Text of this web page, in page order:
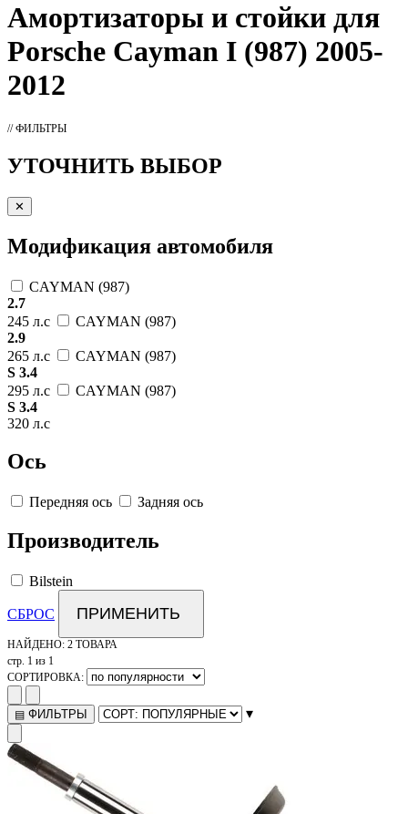
Амортизаторы и стойки для
Porsche Cayman I (987) 2005-
2012
// ФИЛЬТРЫ
УТОЧНИТЬ ВЫБОР
✕
Модификация автомобиля
CAYMAN (987)
2.7
245 л.с
CAYMAN (987)
2.9
265 л.с
CAYMAN (987)
S 3.4
295 л.с
CAYMAN (987)
S 3.4
320 л.с
Ось
Передняя ось Задняя ось
Производитель
Bilstein
СБРОС ПРИМЕНИТЬ
НАЙДЕНО: 2 ТОВАРА
стр. 1 из 1
СОРТИРОВКА:
▤ ФИЛЬТРЫ ▾